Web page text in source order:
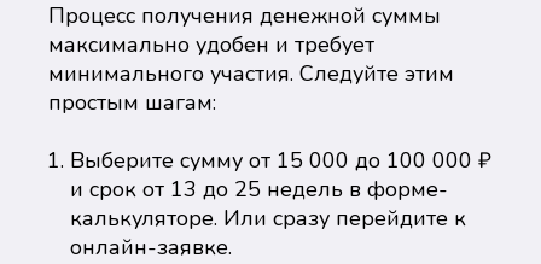
Процесс получения денежной суммы
максимально удобен и требует
минимального участия. Следуйте этим
простым шагам:
Выберите сумму от 15 000 до 100 000 ₽
и срок от 13 до 25 недель в форме-
калькуляторе. Или сразу перейдите к
онлайн-заявке.